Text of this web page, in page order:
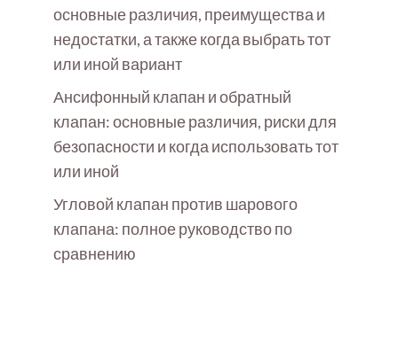
основные различия, преимущества и
недостатки, а также когда выбрать тот
или иной вариант
Ансифонный клапан и обратный
клапан: основные различия, риски для
безопасности и когда использовать тот
или иной
Угловой клапан против шарового
клапана: полное руководство по
сравнению